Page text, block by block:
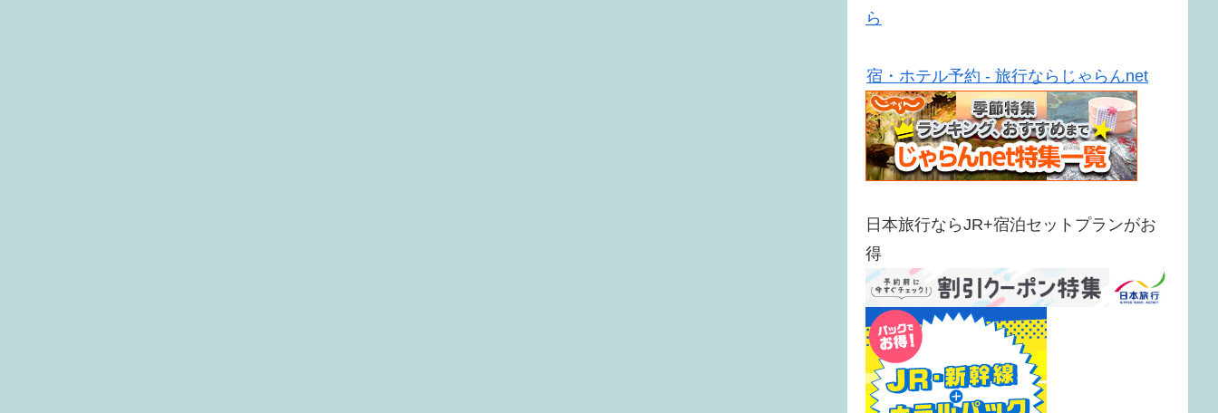
ら
宿・ホテル予約 - 旅行ならじゃらんnet
日本旅行ならJR+宿泊セットプランがお
得